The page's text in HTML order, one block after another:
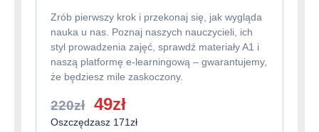
Zrób pierwszy krok i przekonaj się, jak wygląda
nauka u nas. Poznaj naszych nauczycieli, ich
styl prowadzenia zajęć, sprawdź materiały A1 i
naszą platformę e-learningową – gwarantujemy,
że będziesz mile zaskoczony.
220zł
Pierwotna
cena
49złAktualna
cena
Oszczędzasz 171zł